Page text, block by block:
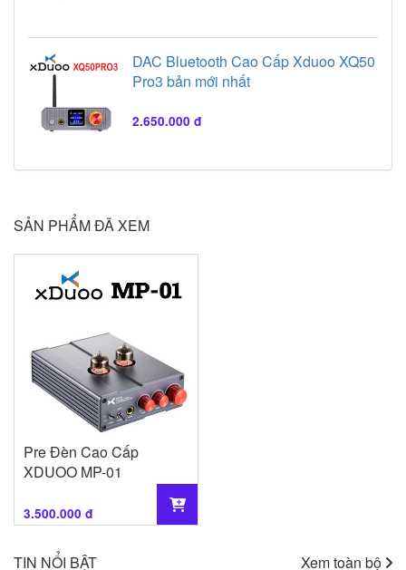
DAC Bluetooth Cao Cấp Xduoo XQ50
Pro3 bản mới nhất
2.650.000 đ
SẢN PHẨM ĐÃ XEM
Pre Đèn Cao Cấp
XDUOO MP-01
3.500.000 đ
TIN NỔI BẬT Xem toàn bộ